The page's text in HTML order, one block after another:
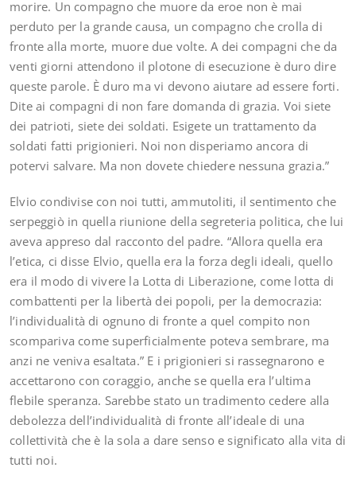
morire. Un compagno che muore da eroe non è mai
perduto per la grande causa, un compagno che crolla di
fronte alla morte, muore due volte. A dei compagni che da
venti giorni attendono il plotone di esecuzione è duro dire
queste parole. È duro ma vi devono aiutare ad essere forti.
Dite ai compagni di non fare domanda di grazia. Voi siete
dei patrioti, siete dei soldati. Esigete un trattamento da
soldati fatti prigionieri. Noi non disperiamo ancora di
potervi salvare. Ma non dovete chiedere nessuna grazia.”
Elvio condivise con noi tutti, ammutoliti, il sentimento che
serpeggiò in quella riunione della segreteria politica, che lui
aveva appreso dal racconto del padre. “Allora quella era
l’etica, ci disse Elvio, quella era la forza degli ideali, quello
era il modo di vivere la Lotta di Liberazione, come lotta di
combattenti per la libertà dei popoli, per la democrazia:
l’individualità di ognuno di fronte a quel compito non
scompariva come superficialmente poteva sembrare, ma
anzi ne veniva esaltata.” E i prigionieri si rassegnarono e
accettarono con coraggio, anche se quella era l’ultima
flebile speranza. Sarebbe stato un tradimento cedere alla
debolezza dell’individualità di fronte all’ideale di una
collettività che è la sola a dare senso e significato alla vita di
tutti noi.